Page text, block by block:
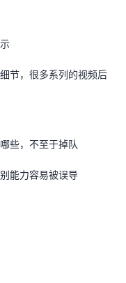
节，很多系列的视频后
些，不至于掉队
能力容易被误导